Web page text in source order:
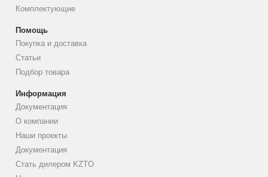
Комплектующие
Помощь
Покупка и доставка
Статьи
Подбор товара
Информация
Документация
О компании
Наши проекты
Документация
Стать дилером KZTO